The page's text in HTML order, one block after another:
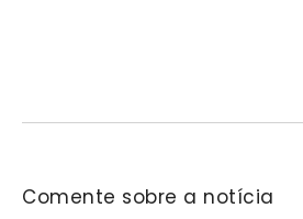
Comente sobre a notícia